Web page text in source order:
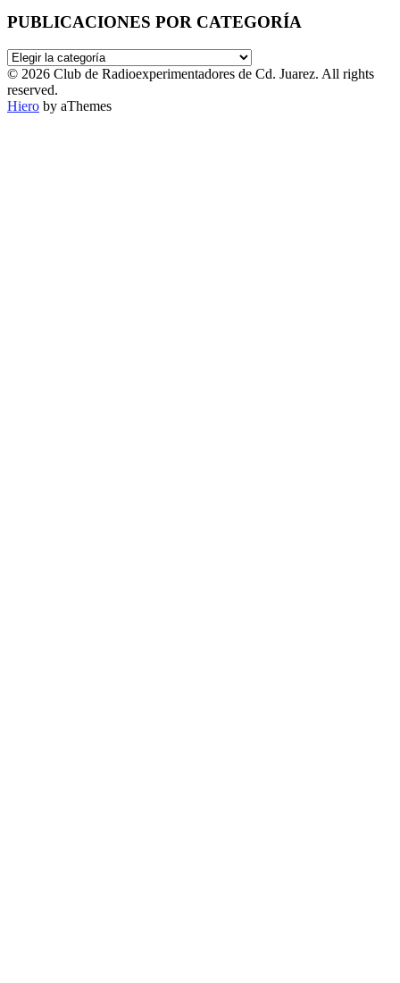
PUBLICACIONES POR CATEGORÍA
PUBLICACIONES
POR
CATEGORÍA
© 2026 Club de Radioexperimentadores de Cd. Juarez. All rights
reserved.
Hiero by aThemes